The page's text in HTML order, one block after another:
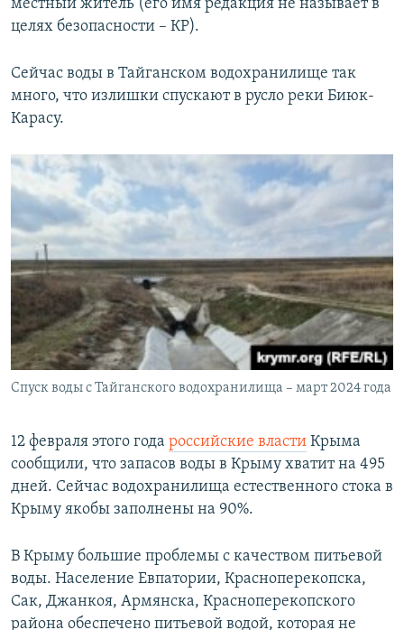
местный житель (его имя редакция не называет в
целях безопасности – КР).
Сейчас воды в Тайганском водохранилище так
много, что излишки спускают в русло реки Биюк-
Карасу.
Спуск воды с Тайганского водохранилища – март 2024 года
12 февраля этого года российские власти Крыма
сообщили, что запасов воды в Крыму хватит на 495
дней. Сейчас водохранилища естественного стока в
Крыму якобы заполнены на 90%.
В Крыму большие проблемы с качеством питьевой
воды. Население Евпатории, Красноперекопска,
Сак, Джанкоя, Армянска, Красноперекопского
района обеспечено питьевой водой, которая не